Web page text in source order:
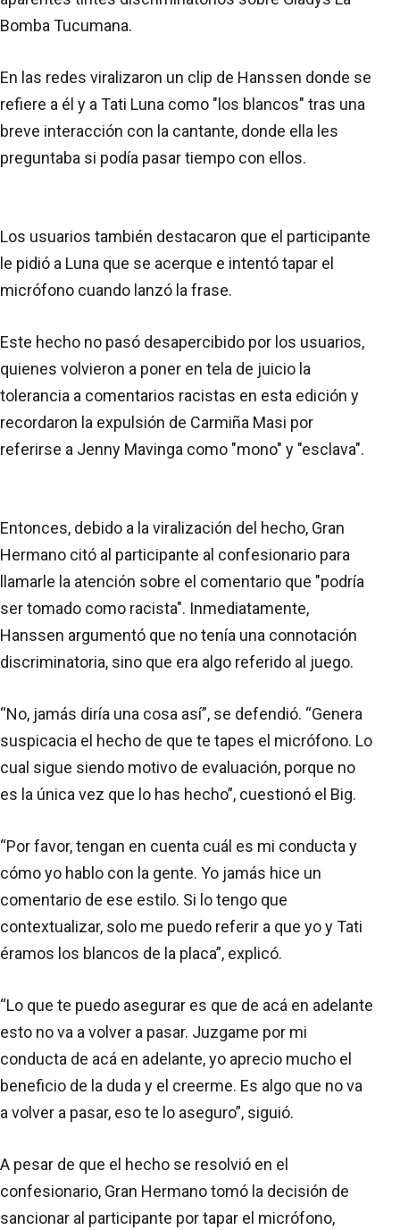
Bomba Tucumana.
En las redes viralizaron un clip de Hanssen donde se
refiere a él y a Tati Luna como "los blancos" tras una
breve interacción con la cantante, donde ella les
preguntaba si podía pasar tiempo con ellos.
Los usuarios también destacaron que el participante
le pidió a Luna que se acerque e intentó tapar el
micrófono cuando lanzó la frase.
Este hecho no pasó desapercibido por los usuarios,
quienes volvieron a poner en tela de juicio la
tolerancia a comentarios racistas en esta edición y
recordaron la expulsión de Carmiña Masi por
referirse a Jenny Mavinga como "mono" y "esclava".
Entonces, debido a la viralización del hecho, Gran
Hermano citó al participante al confesionario para
llamarle la atención sobre el comentario que "podría
ser tomado como racista". Inmediatamente,
Hanssen argumentó que no tenía una connotación
discriminatoria, sino que era algo referido al juego.
“No, jamás diría una cosa así”, se defendió. “Genera
suspicacia el hecho de que te tapes el micrófono. Lo
cual sigue siendo motivo de evaluación, porque no
es la única vez que lo has hecho”, cuestionó el Big.
“Por favor, tengan en cuenta cuál es mi conducta y
cómo yo hablo con la gente. Yo jamás hice un
comentario de ese estilo. Si lo tengo que
contextualizar, solo me puedo referir a que yo y Tati
éramos los blancos de la placa”, explicó.
“Lo que te puedo asegurar es que de acá en adelante
esto no va a volver a pasar. Juzgame por mi
conducta de acá en adelante, yo aprecio mucho el
beneficio de la duda y el creerme. Es algo que no va
a volver a pasar, eso te lo aseguro”, siguió.
A pesar de que el hecho se resolvió en el
confesionario, Gran Hermano tomó la decisión de
sancionar al participante por tapar el micrófono,